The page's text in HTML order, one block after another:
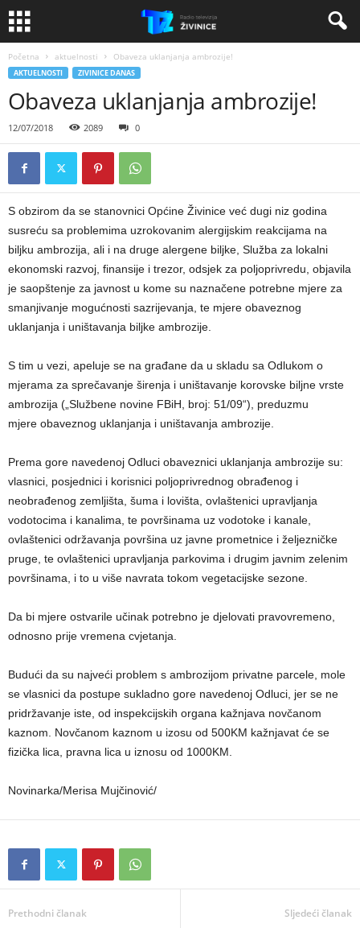
Početna aktuelnosti Obaveza uklanjanja ambrozije!
AKTUELNOSTI ZIVINICE DANAS
Obaveza uklanjanja ambrozije!
12/07/2018 2089 0
S obzirom da se stanovnici Općine Živinice već dugi niz godina
susreću sa problemima uzrokovanim alergijskim reakcijama na
biljku ambrozija, ali i na druge alergene biljke, Služba za lokalni
ekonomski razvoj, finansije i trezor, odsjek za poljoprivredu, objavila
je saopštenje za javnost u kome su naznačene potrebne mjere za
smanjivanje mogućnosti sazrijevanja, te mjere obaveznog
uklanjanja i uništavanja biljke ambrozije.
S tim u vezi, apeluje se na građane da u skladu sa Odlukom o
mjerama za sprečavanje širenja i uništavanje korovske biljne vrste
ambrozija („Službene novine FBiH, broj: 51/09“), preduzmu
mjere obaveznog uklanjanja i uništavanja ambrozije.
Prema gore navedenoj Odluci obaveznici uklanjanja ambrozije su:
vlasnici, posjednici i korisnici poljoprivrednog obrađenog i
neobrađenog zemljišta, šuma i lovišta, ovlaštenici upravljanja
vodotocima i kanalima, te površinama uz vodotoke i kanale,
ovlaštenici održavanja površina uz javne prometnice i željezničke
pruge, te ovlaštenici upravljanja parkovima i drugim javnim zelenim
površinama, i to u više navrata tokom vegetacijske sezone.
Da bi mjere ostvarile učinak potrebno je djelovati pravovremeno,
odnosno prije vremena cvjetanja.
Budući da su najveći problem s ambrozijom privatne parcele, mole
se vlasnici da postupe sukladno gore navedenoj Odluci, jer se ne
pridržavanje iste, od inspekcijskih organa kažnjava novčanom
kaznom. Novčanom kaznom u izosu od 500KM kažnjavat će se
fizička lica, pravna lica u iznosu od 1000KM.
Novinarka/Merisa Mujčinović/
Prethodni članak Sljedeći članak